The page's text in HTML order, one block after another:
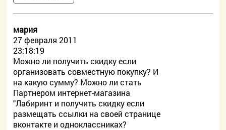
мария
27 февраля 2011
23:18:19
Можно ли получить скидку если
организовать совместную покупку? И
на какую сумму? Можно ли стать
Партнером интернет-магазина
"Лабиринт и получить скидку если
размещать ссылки на своей странице
вконтакте и одноклассниках?